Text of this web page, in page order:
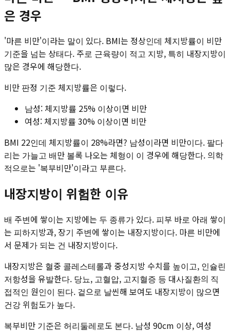
은 경우
'마른 비만'이라는 말이 있다. BMI는 정상인데 체지방률이 비만
기준을 넘는 상태다. 주로 근육량이 적고 지방, 특히 내장지방이
많은 경우에 해당한다.
비만 판정 기준 체지방률은 이렇다.
남성: 체지방률 25% 이상이면 비만
여성: 체지방률 30% 이상이면 비만
BMI 22인데 체지방률이 28%라면? 남성이라면 비만이다. 팔다
리는 가늘고 배만 볼록 나오는 체형이 이 경우에 해당한다. 의학
적으로는 '복부비만'이라고 부른다.
내장지방이 위험한 이유
배 주변에 쌓이는 지방에는 두 종류가 있다. 피부 바로 아래 쌓이
는 피하지방과, 장기 주변에 쌓이는 내장지방이다. 마른 비만에
서 문제가 되는 건 내장지방이다.
내장지방은 혈중 콜레스테롤과 중성지방 수치를 높이고, 인슐린
저항성을 유발한다. 당뇨, 고혈압, 고지혈증 등 대사질환의 직
접적인 원인이 된다. 겉으로 날씬해 보여도 내장지방이 많으면
건강 위험도가 높다.
복부비만 기준은 허리둘레로도 본다. 남성 90cm 이상, 여성